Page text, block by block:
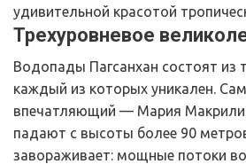
удивительной красотой
Трехуровневое
Водопады Пагсанхан состоят из
каждый из которых уникален.
впечатляющий — Мария
падают с высоты более 90
завораживает: мощные потоки